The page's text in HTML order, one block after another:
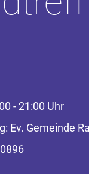
- 21:00 Uhr
Ev. Gemeinde